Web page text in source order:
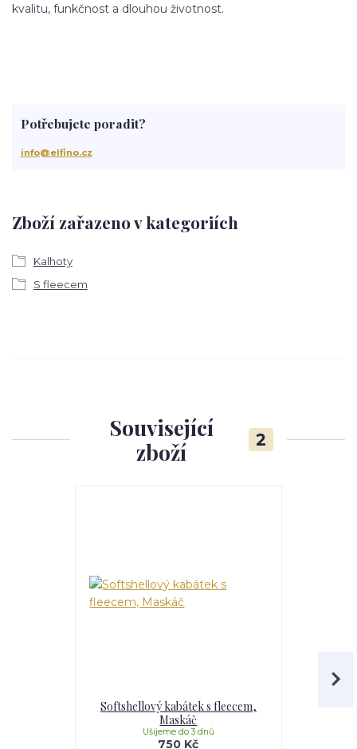
kvalitu, funkčnost a dlouhou životnost.
Zboží zařazeno v kategoriích
Kalhoty
S fleecem
Potřebujete poradit?
info@elfino.cz
Související
zboží
2
Softshellový kabátek s fleecem,
Maskáč
750 Kč
Ušijeme do 3 dnů